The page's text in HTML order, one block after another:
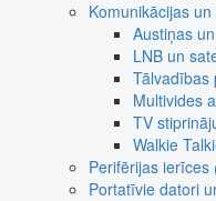
Komunikācijas un
Austiņas
LNB un
Tālvadības
Multivides
TV
Walkie
Perifērijas ierīces
Portatīvie datori